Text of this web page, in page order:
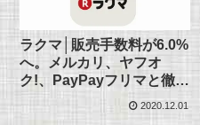
ラクマ│販売手数料が6.0%
へ。メルカリ、ヤフオ
ク!、PayPayフリマと徹底
2020.12.01